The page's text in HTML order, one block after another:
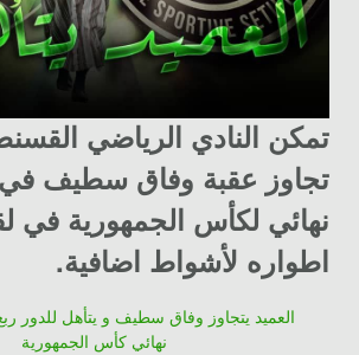
تمكن النادي الرياضي
تجاوز عقبة وفاق سطيف في
نهائي لكأس الجمهورية في
اطواره لأشواط اضافية.
نهائي كأس الجمهورية